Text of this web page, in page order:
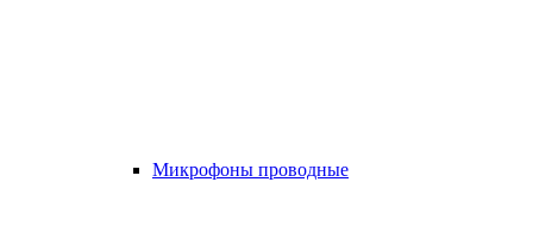
Микрофоны проводные